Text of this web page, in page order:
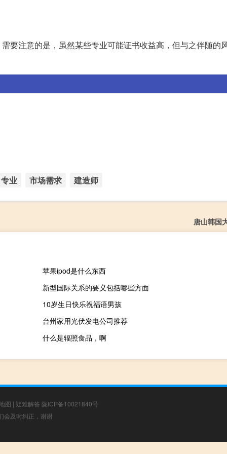
要注意的是，虽然某些专业可能证书收益高，但与之伴随的
专业 市场需求 建造师
唐山韩国
苹果ipod是什么东西
新型国际关系的要义包括哪些方面
10岁生日快乐祝福语男孩
台州家用光伏发电公司推荐
什么是辐照食品，啊
图 | 疑难解答 陇ICP备10021840号
会及时纠正，谢谢